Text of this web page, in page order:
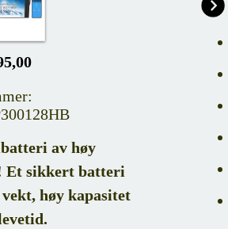
av høy
Et sikkert batteri
høy kapasitet